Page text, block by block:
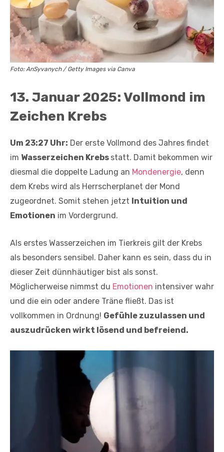
Foto: AnSyvanych / Getty Images via Canva
13. Januar 2025: Vollmond im
Zeichen Krebs
Um 23:27 Uhr: Der erste Vollmond des Jahres findet
im Wasserzeichen Krebs statt. Damit bekommen wir
diesmal die doppelte Ladung an Mondenergie, denn
dem Krebs wird als Herrscherplanet der Mond
zugeordnet. Somit stehen jetzt Intuition und
Emotionen im Vordergrund.
Als erstes Wasserzeichen im Tierkreis gilt der Krebs
als besonders sensibel. Daher kann es sein, dass du in
dieser Zeit dünnhäutiger bist als sonst.
Möglicherweise nimmst du Emotionen intensiver wahr
und die ein oder andere Träne fließt. Das ist
vollkommen in Ordnung! Gefühle zuzulassen und
auszudrücken wirkt lösend und befreiend.